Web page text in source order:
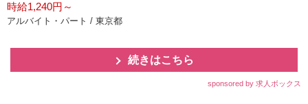
時給1,240円～
アルバイト・パート / 東京都
続きはこちら
sponsored by 求人ボックス